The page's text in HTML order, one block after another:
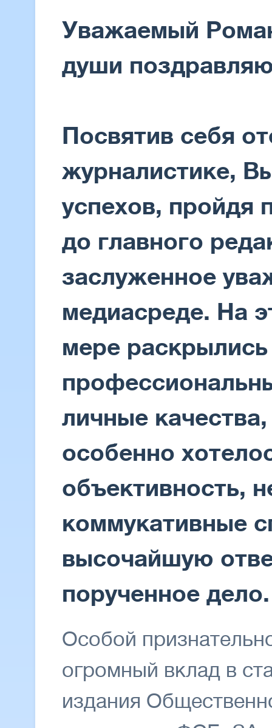
Уважаемый
души
Посвятив себя
журналистике,
успехов, пройдя
до главного
заслуженное
медиасреде. На
мере
личные
особенно
объективность,
коммукативные
высочайшую
порученное дело.
Особой
огромный вклад в
издания